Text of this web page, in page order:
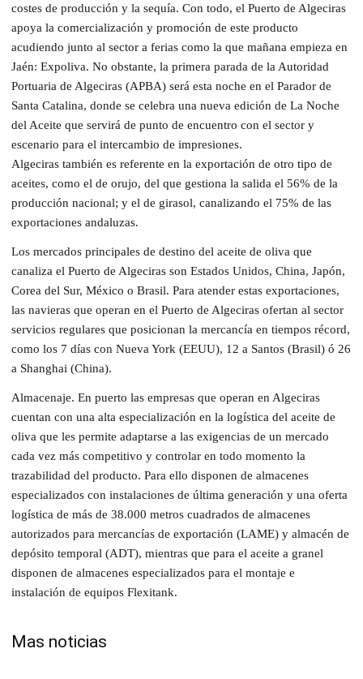
costes de producción y la sequía. Con todo, el Puerto de Algeciras
apoya la comercialización y promoción de este producto
acudiendo junto al sector a ferias como la que mañana empieza en
Jaén: Expoliva. No obstante, la primera parada de la Autoridad
Portuaria de Algeciras (APBA) será esta noche en el Parador de
Santa Catalina, donde se celebra una nueva edición de La Noche
del Aceite que servirá de punto de encuentro con el sector y
escenario para el intercambio de impresiones.
Algeciras también es referente en la exportación de otro tipo de
aceites, como el de orujo, del que gestiona la salida el 56% de la
producción nacional; y el de girasol, canalizando el 75% de las
exportaciones andaluzas.
Los mercados principales de destino del aceite de oliva que
canaliza el Puerto de Algeciras son Estados Unidos, China, Japón,
Corea del Sur, México o Brasil. Para atender estas exportaciones,
las navieras que operan en el Puerto de Algeciras ofertan al sector
servicios regulares que posicionan la mercancía en tiempos récord,
como los 7 días con Nueva York (EEUU), 12 a Santos (Brasil) ó 26
a Shanghai (China).
Almacenaje. En puerto las empresas que operan en Algeciras
cuentan con una alta especialización en la logística del aceite de
oliva que les permite adaptarse a las exigencias de un mercado
cada vez más competitivo y controlar en todo momento la
trazabilidad del producto. Para ello disponen de almacenes
especializados con instalaciones de última generación y una oferta
logística de más de 38.000 metros cuadrados de almacenes
autorizados para mercancías de exportación (LAME) y almacén de
depósito temporal (ADT), mientras que para el aceite a granel
disponen de almacenes especializados para el montaje e
instalación de equipos Flexitank.
Mas noticias